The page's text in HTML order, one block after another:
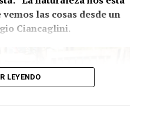
las cosas desde un
Ciancaglini.
LEYENDO